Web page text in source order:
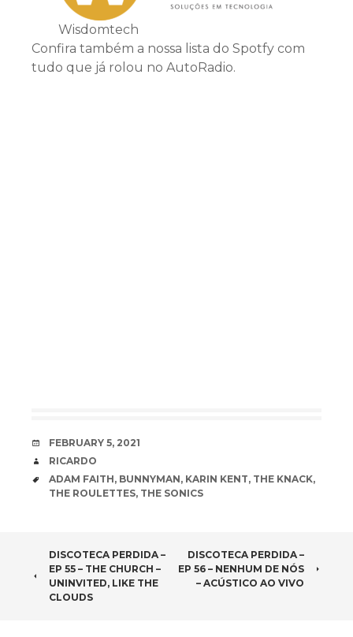
Wisdomtech
Confira também a nossa lista do Spotfy com
tudo que já rolou no AutoRadio.
DATE
FEBRUARY 5, 2021
AUTHOR
RICARDO
TAGS
ADAM FAITH, BUNNYMAN, KARIN KENT, THE KNACK,
THE ROULETTES, THE SONICS
POST
NAVIGATION
DISCOTECA PERDIDA –
EP 55 – THE CHURCH –
UNINVITED, LIKE THE
CLOUDS
DISCOTECA PERDIDA –
EP 56 – NENHUM DE NÓS
– ACÚSTICO AO VIVO